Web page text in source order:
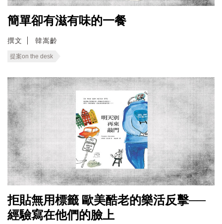
簡單卻有滋有味的一餐
撰文 韓嵩齡
提案on the desk
拒貼無用標籤 歐美酷老的樂活反擊──
經驗寫在他們的臉上